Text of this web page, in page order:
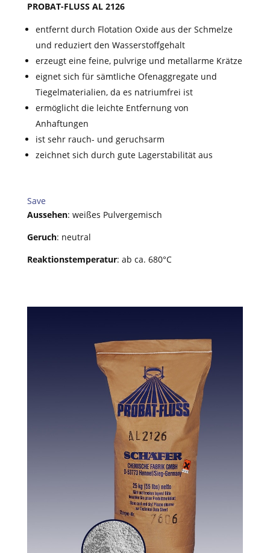
PROBAT-FLUSS AL 2126
entfernt durch Flotation Oxide aus der Schmelze
und reduziert den Wasserstoffgehalt
erzeugt eine feine, pulvrige und metallarme Krätze
eignet sich für sämtliche Ofenaggregate und
Tiegelmaterialien, da es natriumfrei ist
ermöglicht die leichte Entfernung von
Anhaftungen
ist sehr rauch- und geruchsarm
zeichnet sich durch gute Lagerstabilität aus
Save
Aussehen: weißes Pulvergemisch
Geruch: neutral
Reaktionstemperatur: ab ca. 680°C